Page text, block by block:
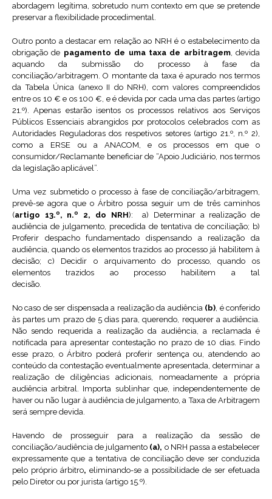
abordagem legítima, sobretudo num contexto em que se pretende
preservar a flexibilidade procedimental.
Outro ponto a destacar em relação ao NRH é o estabelecimento da
obrigação de pagamento de uma taxa de arbitragem, devida
aquando da submissão do processo à fase da
conciliação/arbitragem. O montante da taxa é apurado nos termos
da Tabela Única (anexo II do NRH), com valores compreendidos
entre os 10 € e os 100 €, e é devida por cada uma das partes (artigo
21.º). Apenas estarão isentos os processos relativos aos Serviços
Públicos Essenciais abrangidos por protocolos celebrados com as
Autoridades Reguladoras dos respetivos setores (artigo 21.º, n.º 2),
como a ERSE ou a ANACOM, e os processos em que o
consumidor/Reclamante beneficiar de “Apoio Judiciário, nos termos
da legislação aplicável”.
Uma vez submetido o processo à fase de conciliação/arbitragem,
prevê-se agora que o Árbitro possa seguir um de três caminhos
(artigo 13.º, n.º 2, do NRH): a) Determinar a realização de
audiência de julgamento, precedida de tentativa de conciliação; b)
Proferir despacho fundamentado dispensando a realização da
audiência, quando os elementos trazidos ao processo já habilitem à
decisão; c) Decidir o arquivamento do processo, quando os
elementos trazidos ao processo habilitem a tal
decisão.
No caso de ser dispensada a realização da audiência (b), é conferido
às partes um prazo de 5 dias para, querendo, requerer a audiência.
Não sendo requerida a realização da audiência, a reclamada é
notificada para apresentar contestação no prazo de 10 dias. Findo
esse prazo, o Árbitro poderá proferir sentença ou, atendendo ao
conteúdo da contestação eventualmente apresentada, determinar a
realização de diligências adicionais, nomeadamente a própria
audiência arbitral. Importa sublinhar que, independentemente de
haver ou não lugar à audiência de julgamento, a Taxa de Arbitragem
será sempre devida.
Havendo de prosseguir para a realização da sessão de
conciliação/audiência de julgamento (a), o NRH passa a estabelecer
expressamente que a tentativa de conciliação deve ser conduzida
pelo próprio árbitro, eliminando-se a possibilidade de ser efetuada
pelo Diretor ou por jurista (artigo 15.º).